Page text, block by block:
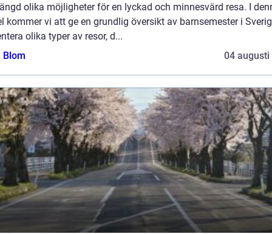
olika möjligheter för en lyckad och minnesvärd resa. I
kommer vi att ge en grundlig översikt av barnsemester i
olika typer av resor, d...
Blom
04 augusti